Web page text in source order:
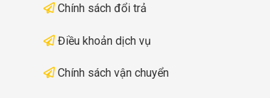
Chính sách đổi trả
Điều khoản dịch vụ
Chính sách vận chuyển